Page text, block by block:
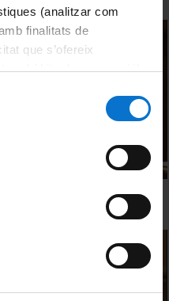
(analitzar com
finalitats de
que s’ofereix
hàbits de navegació).
del lloc web de la
(LERU)